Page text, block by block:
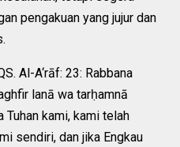
pengakuan yang jujur dan
Al-A‘rāf: 23: Rabbana
lanā wa tarḥamnā
Tuhan kami, kami telah
sendiri, dan jika Engkau